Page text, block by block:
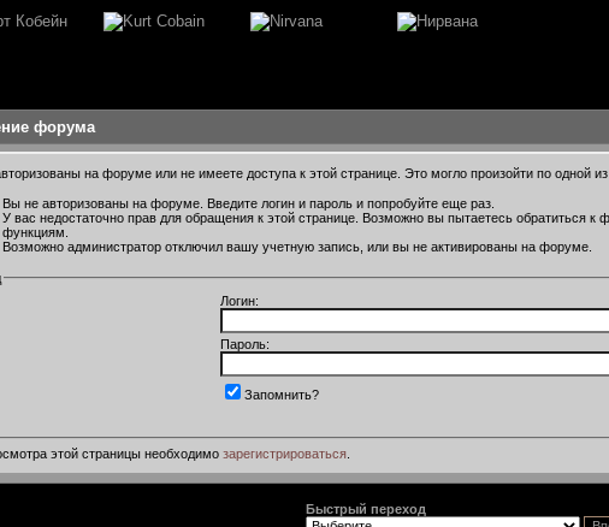
форума
на форуме или не имеете доступа к этой странице. Это могло произойти по одной
Вы не авторизованы на форуме. Введите логин и пароль и попробуйте еще раз.
У вас недостаточно прав для обращения к этой странице. Возможно вы пытаетесь обратиться
функциям.
Возможно администратор отключил вашу учетную запись, или вы не активированы на форуме.
Логин:
Пароль:
Запомнить?
этой страницы необходимо зарегистрироваться.
Быстрый переход